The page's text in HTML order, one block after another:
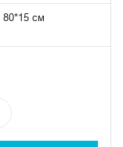
80*15 см